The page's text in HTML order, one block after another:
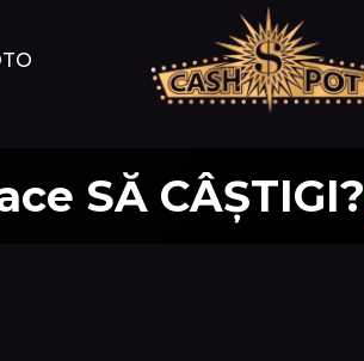
SĂ CÂȘTIGI?